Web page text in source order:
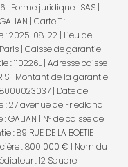
| Forme juridique : SAS |
| Carte T :
: 2025-08-22 | Lieu de
| Caisse de garantie
: 110226L | Adresse caisse
| Montant de la garantie
| Date de
27 avenue de Friedland
GALIAN | N° de caisse de
89 RUE DE LA BOETIE
: 800 000 € | Nom du
: 12 Square